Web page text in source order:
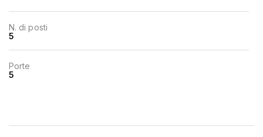
N. di posti
5
Porte
5